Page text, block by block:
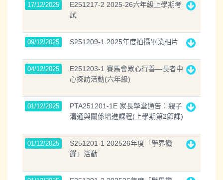
17/12/2025
E251217-2 2025-26六年級上學期考
試
09/12/2025 S251209-1 2025年度拍攝畢業相片
04/12/2025
E251203-1 賽馬會眾心行善—長者中
心探訪活動(六年級)
01/12/2025
PTA251201-1E 家長學堂通告：親子
溝通與關係增進課程(上學期第2節課)
01/12/2025
S251201-1 202526年度「學界饑
饉」活動